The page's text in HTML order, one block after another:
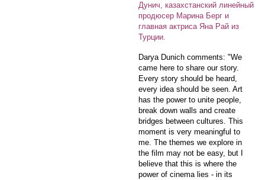
Дунич, казахстанский линейный
продюсер Марина Берг и
главная актриса Яна Рай из
Турции.
Darya Dunich comments: "We
came here to share our story.
Every story should be heard,
every idea should be seen. Art
has the power to unite people,
break down walls and create
bridges between cultures. This
moment is very meaningful to
me. The themes we explore in
the film may not be easy, but I
believe that this is where the
power of cinema lies - in its